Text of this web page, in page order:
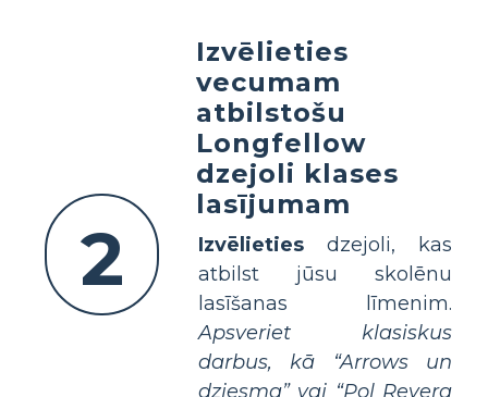
2
Izvēlieties
vecumam
atbilstošu
Longfellow
dzejoli klases
lasījumam
Izvēlieties dzejoli, kas
atbilst jūsu skolēnu
lasīšanas līmenim.
Apsveriet klasiskus
darbus, kā “Arrows un
dziesma” vai “Pol Revera